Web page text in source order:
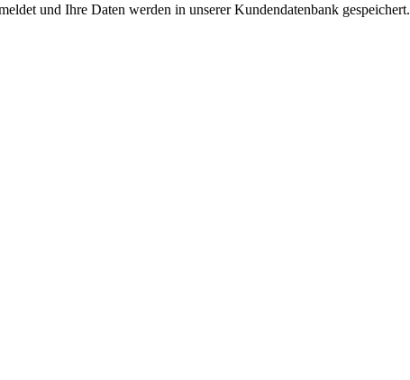
und Ihre Daten werden in unserer Kundendatenbank gespeichert.